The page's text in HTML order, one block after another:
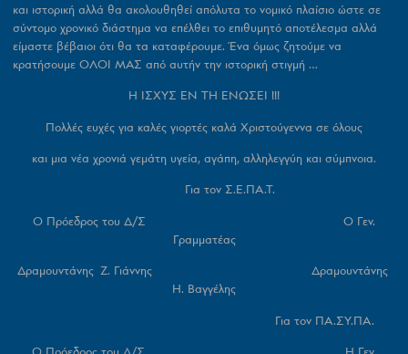
και ιστορική αλλά θα ακολουθηθεί απόλυτα το νομικό πλαίσιο ώστε σε
σύντομο χρονικό διάστημα να επέλθει το επιθυμητό αποτέλεσμα αλλά
είμαστε βέβαιοι ότι θα τα καταφέρουμε. Ένα όμως ζητούμε να
κρατήσουμε ΟΛΟΙ ΜΑΣ από αυτήν την ιστορική στιγμή …
Η ΙΣΧΥΣ ΕΝ ΤΗ ΕΝΩΣΕΙ !!!
Πολλές ευχές για καλές γιορτές καλά Χριστούγεννα σε όλους
και μια νέα χρονιά γεμάτη υγεία, αγάπη, αλληλεγγύη και σύμπνοια.
Για τον Σ.Ε.ΠΑ.Τ.
Ο Πρόεδρος του Δ/Σ Ο Γεν.
Γραμματέας
Δραμουντάνης Ζ. Γιάννης Δραμουντάνης
Η. Βαγγέλης
Για τον ΠΑ.ΣΥ.ΠΑ.